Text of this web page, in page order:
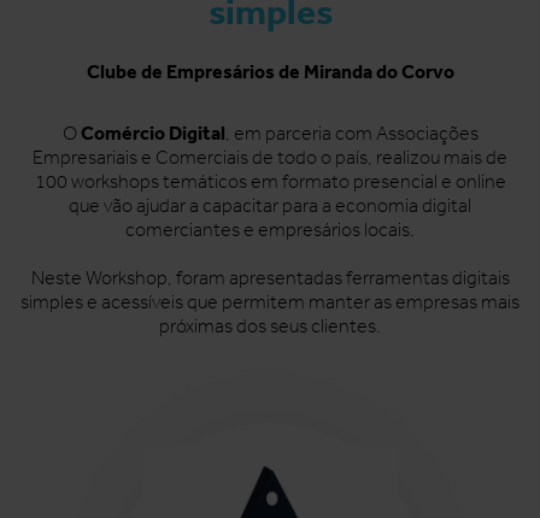
simples
Clube de Empresários de Miranda do Corvo
O Comércio Digital, em parceria com Associações
Empresariais e Comerciais de todo o país, realizou mais de
100 workshops temáticos em formato presencial e online
que vão ajudar a capacitar para a economia digital
comerciantes e empresários locais.
Neste Workshop, foram apresentadas ferramentas digitais
simples e acessíveis que permitem manter as empresas mais
próximas dos seus clientes.